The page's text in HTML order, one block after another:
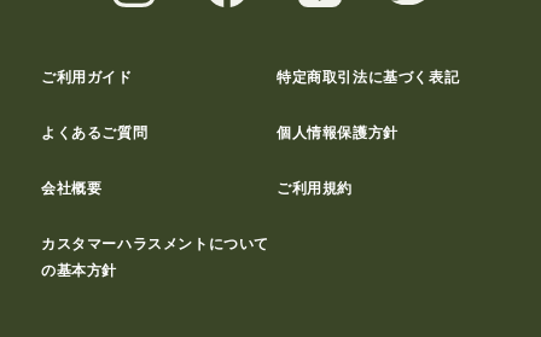
ご利用ガイド 特定商取引法に基づく表記
よくあるご質問 個人情報保護方針
会社概要 ご利用規約
カスタマーハラスメントについて
の基本方針